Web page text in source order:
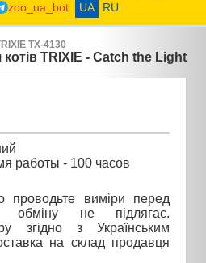
zoo_ua_bot UA RU
TX-4130
котів TRIXIE - Catch the Light
работы - 100 часов
проводьте виміри перед
обміну не підлягає.
згідно з Українським
на склад продавця